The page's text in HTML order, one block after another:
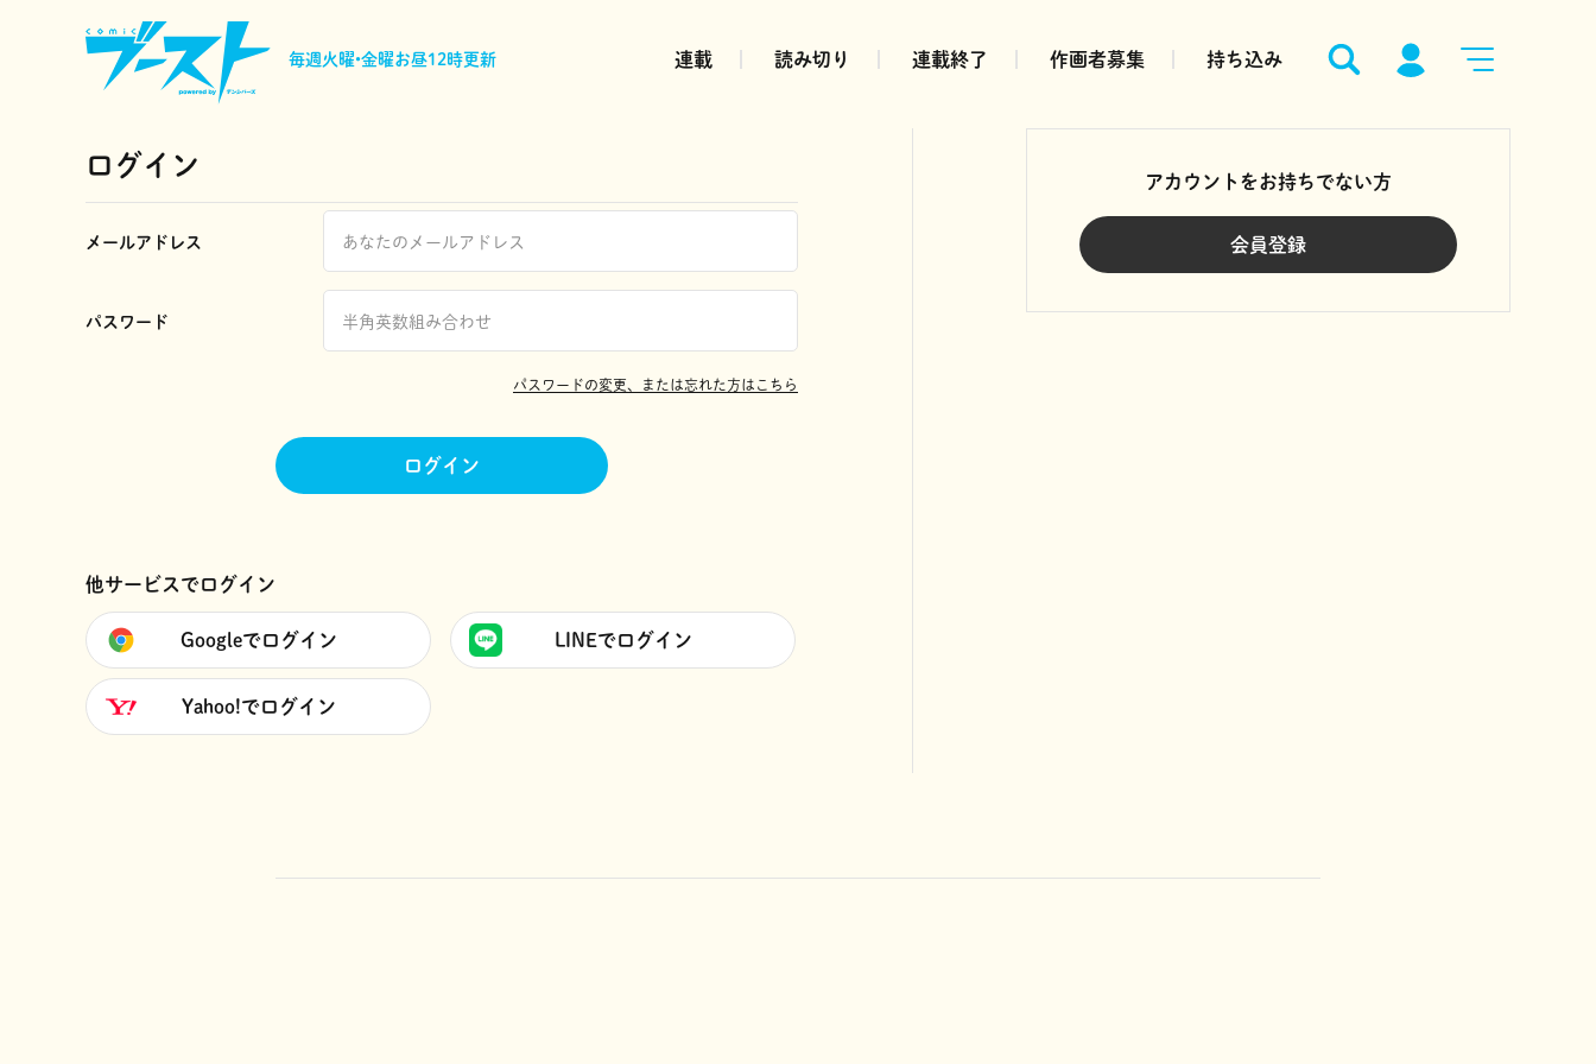
毎週火曜•金曜お昼12時更新 連載 読み切り 連載終了 作画者募集 持ち込み
ログイン
メールアドレス
パスワード
パスワードの変更、または忘れた方はこちら
ログイン
他サービスでログイン
Googleでログイン LINEでログイン
Yahoo!でログイン
アカウントをお持ちでない方
会員登録